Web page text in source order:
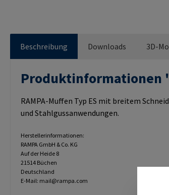
Beschreibung Downloads 3D-
Produktinformationen
RAMPA-Muffen Typ ES mit breitem
und Stahlgussanwendungen.
Herstellerinformationen:
RAMPA GmbH & Co. KG
Auf der Heide 8
21514 Büchen
Deutschland
E-Mail: mail@rampa.com